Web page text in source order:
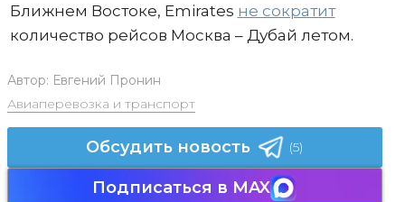
Ближнем Востоке, Emirates не сократит
количество рейсов Москва – Дубай летом.
Автор: Евгений Пронин
Авиаперевозка и транспорт
Обсудить новость (5)
Подписаться в MAX